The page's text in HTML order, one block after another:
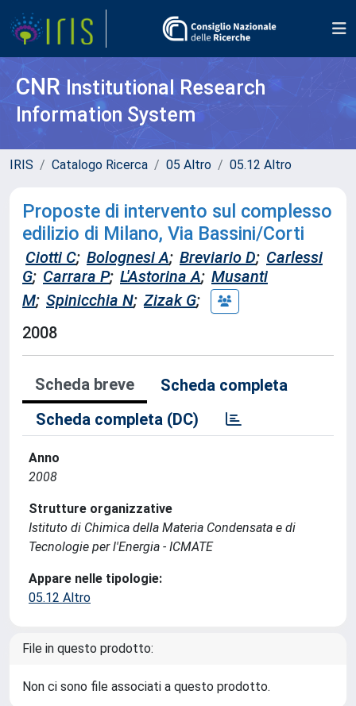
CNR Institutional Research
Information System
IRIS Catalogo Ricerca 05 Altro 05.12 Altro
Proposte di intervento sul complesso
edilizio di Milano, Via Bassini/Corti
Ciotti C; Bolognesi A; Breviario D; Carlessi
G; Carrara P; L'Astorina A; Musanti
M; Spinicchia N; Zizak G;
2008
Scheda breve
Scheda completa
Scheda completa (DC)
Anno
2008
Strutture organizzative
Istituto di Chimica della Materia Condensata e di
Tecnologie per l'Energia - ICMATE
Appare nelle tipologie:
05.12 Altro
File in questo prodotto:
Non ci sono file associati a questo prodotto.